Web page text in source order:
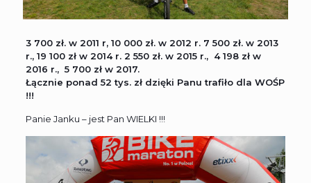
3 700 zł. w 2011 r, 10 000 zł. w 2012 r. 7 500 zł. w 2013
r., 19 100 zł w 2014 r. 2 550 zł. w 2015 r., 4 198 zł w
2016 r., 5 700 zł w 2017.
Łącznie ponad 52 tys. zł dzięki Panu trafiło dla WOŚP
!!!
Panie Janku – jest Pan WIELKI !!!